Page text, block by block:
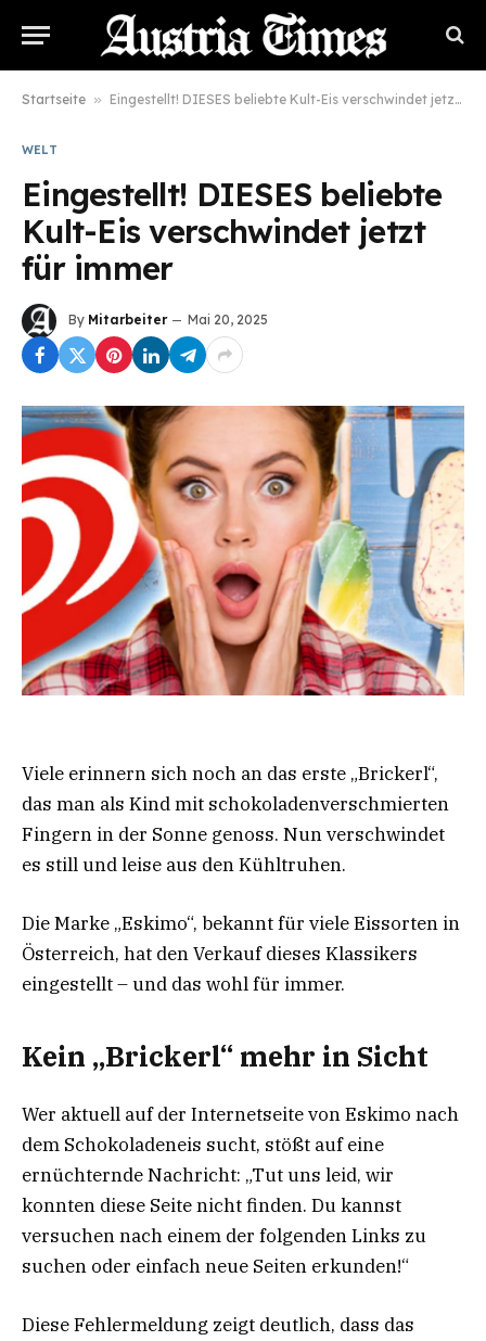
Startseite » Eingestellt! DIESES beliebte Kult-Eis verschwindet jetzt für immer
WELT
Eingestellt! DIESES beliebte
Kult-Eis verschwindet jetzt
für immer
By Mitarbeiter Mai 20, 2025
Viele erinnern sich noch an das erste „Brickerl“,
das man als Kind mit schokoladenverschmierten
Fingern in der Sonne genoss. Nun verschwindet
es still und leise aus den Kühltruhen.
Die Marke „Eskimo“, bekannt für viele Eissorten in
Österreich, hat den Verkauf dieses Klassikers
eingestellt – und das wohl für immer.
Kein „Brickerl“ mehr in Sicht
Wer aktuell auf der Internetseite von Eskimo nach
dem Schokoladeneis sucht, stößt auf eine
ernüchternde Nachricht: „Tut uns leid, wir
konnten diese Seite nicht finden. Du kannst
versuchen nach einem der folgenden Links zu
suchen oder einfach neue Seiten erkunden!“
Diese Fehlermeldung zeigt deutlich, dass das